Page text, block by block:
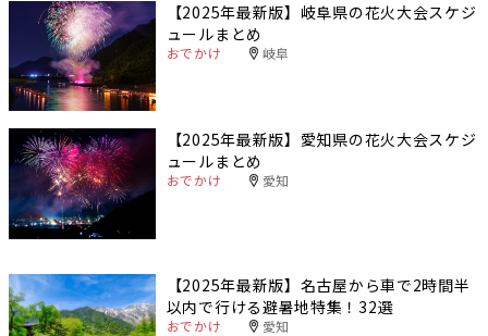
【2025年最新版】岐阜県の花火大会スケジ
ュールまとめ
おでかけ 岐阜
【2025年最新版】愛知県の花火大会スケジ
ュールまとめ
おでかけ 愛知
【2025年最新版】名古屋から車で2時間半
以内で行ける避暑地特集！32選
おでかけ 愛知